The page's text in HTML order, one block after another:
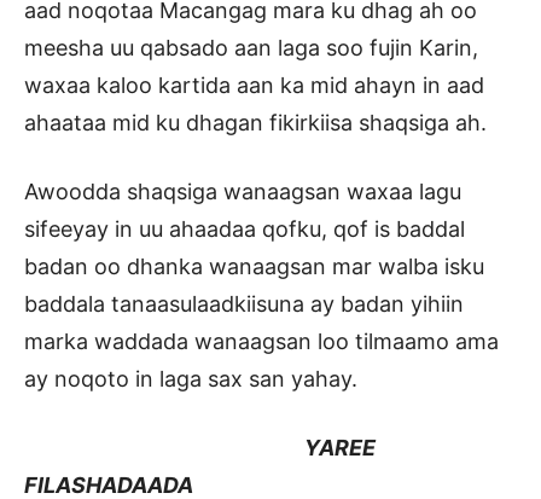
aad noqotaa Macangag mara ku dhag ah oo
meesha uu qabsado aan laga soo fujin Karin,
waxaa kaloo kartida aan ka mid ahayn in aad
ahaataa mid ku dhagan fikirkiisa shaqsiga ah.
Awoodda shaqsiga wanaagsan waxaa lagu
sifeeyay in uu ahaadaa qofku, qof is baddal
badan oo dhanka wanaagsan mar walba isku
baddala tanaasulaadkiisuna ay badan yihiin
marka waddada wanaagsan loo tilmaamo ama
ay noqoto in laga sax san yahay.
YAREE
FILASHADAADA